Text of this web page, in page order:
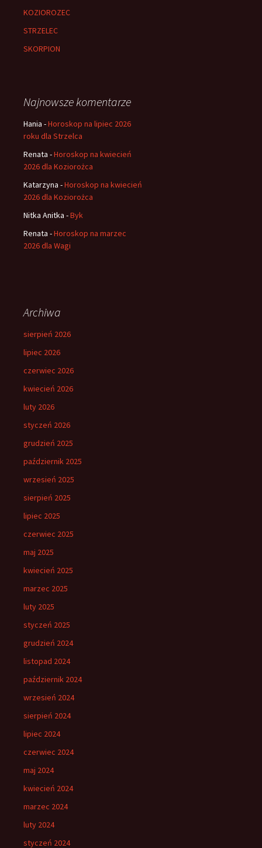
KOZIOROZEC
STRZELEC
SKORPION
Najnowsze komentarze
Hania -Horoskop na lipiec 2026
roku dla Strzelca
Renata -Horoskop na kwiecień
2026 dla Koziorożca
Katarzyna -Horoskop na kwiecień
2026 dla Koziorożca
Nitka Anitka -Byk
Renata -Horoskop na marzec
2026 dla Wagi
Archiwa
sierpień 2026
lipiec 2026
czerwiec 2026
kwiecień 2026
luty 2026
styczeń 2026
grudzień 2025
październik 2025
wrzesień 2025
sierpień 2025
lipiec 2025
czerwiec 2025
maj 2025
kwiecień 2025
marzec 2025
luty 2025
styczeń 2025
grudzień 2024
listopad 2024
październik 2024
wrzesień 2024
sierpień 2024
lipiec 2024
czerwiec 2024
maj 2024
kwiecień 2024
marzec 2024
luty 2024
styczeń 2024